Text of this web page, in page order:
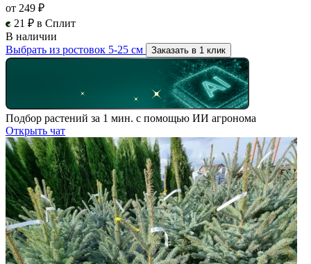
от 249 ₽
21 ₽ в Сплит
В наличии
Выбрать из ростовок 5-25 см
Заказать в 1 клик
Подбор растений за 1 мин. с помощью ИИ агронома
Открыть чат